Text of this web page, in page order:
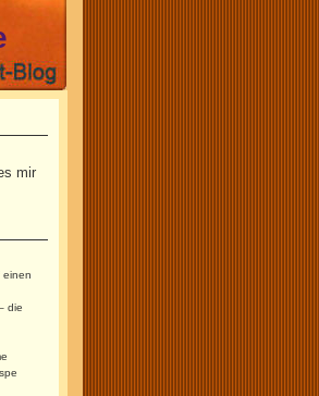
mir
einen
die